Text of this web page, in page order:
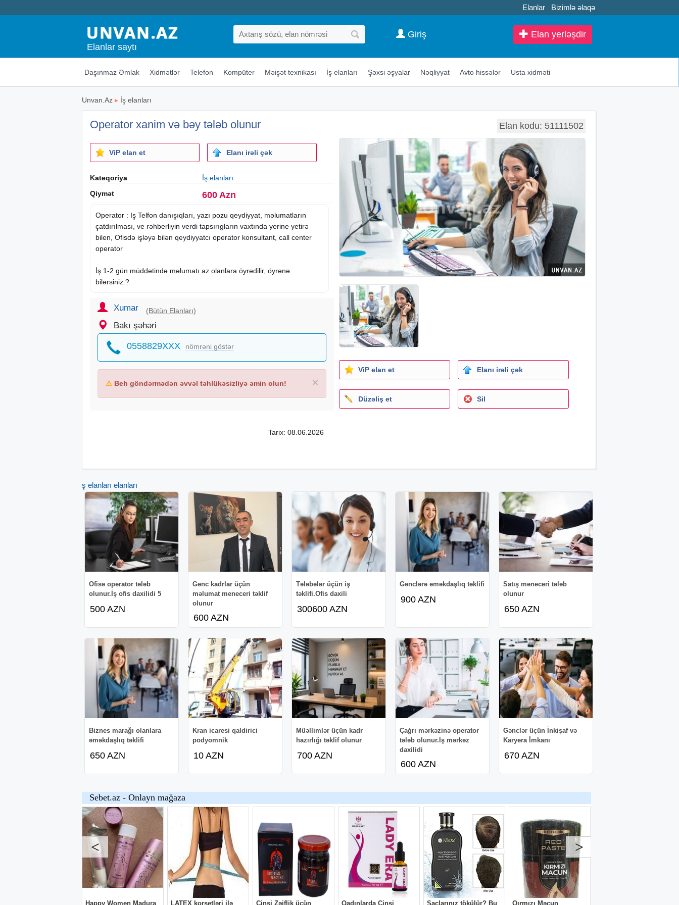
Elanlar Bizimlə əlaqə
Elanlar saytı
Elan yerləşdir
Giriş
Daşınmaz Əmlak Xidmətlər Telefon Kompüter Məişət texnikası İş elanları Şəxsi əşyalar Nəqliyyat Avto hissələr Usta xidməti
Unvan.Az ▸ İş elanları
Operator xanim və bəy tələb olunur Elan kodu: 51111502
ViP elan et Elanı irəli çək
Kateqoriya
İş elanları
Qiymət
600 Azn
Operator : Iş Telfon danışıqları, yazı pozu qeydiyyat, məlumatların
çatdırılması, ve rəhberliyin verdi tapsırıgların vaxtında yerine yetirə
bilen, Ofisdə işləyə bilən qeydiyyatcı operator konsultant, call center
operator
İş 1-2 gün müddətində məlumatı az olanlara öyrədilir, öyrənə
bilərsiniz.?
Xumar (Bütün Elanları)
Bakı şəhəri
0558829XXX nömrəni göstər
×
⚠ Beh göndərmədən əvvəl təhlükəsizliyə əmin olun!
Tarix: 08.06.2026
ViP elan et Elanı irəli çək
Düzəliş et Sil
İş elanları elanları
Ofisə operator tələb
olunur.İş ofis daxilidi 5
500 AZN
Gənc kadrlar üçün
məlumat meneceri təklif
olunur
600 AZN
Tələbələr üçün iş
təklifi.Ofis daxili
300600 AZN
Gənclərə əməkdaşlıq təklifi
900 AZN
Satış meneceri tələb
olunur
650 AZN
Biznes marağı olanlara
əməkdaşlıq təklifi
650 AZN
Kran icaresi qaldirici
podyomnik
10 AZN
Müəllimlər üçün kadr
hazırlığı təklif olunur
700 AZN
Çaģrı mərkəzinə operator
tələb olunur.Iş mərkəz
daxilidi
600 AZN
Gənclər üçün İnkişaf və
Karyera İmkanı
670 AZN